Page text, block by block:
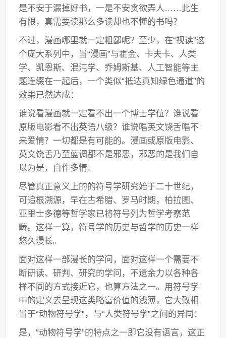
是不安于漏掉好书，一是不安贪欲弄人……此生
有限，真需要读那么多读却也不懂的书吗？
不过，漫画哪里就一定粗鄙呢？至少，在“视读”这
个庞大系列中，当“漫画”与霍金、卡夫卡、人类
学、凯恩斯、混沌学、乔姆斯基、人工智能等主
题连缀在一起后，一个类似“抵达真知绿色通道”的
效果已然达成：
谁说看漫画就一定看不出一个博士学位？谁说看
原版电影看不出英语八级？谁说唱英文饶舌唱不
来爱情？一切都是有可能的。漫画或原版电影、
英文饶舌乃至蓝调都不是邪恶，邪恶的是我们自
以为是，自作多情。
尽管真正意义上的的符号学研究始于二十世纪，
可追根溯源，早在古希腊、罗马时期，柏拉图、
亚里士多德等哲学家已将符号列为哲学考察范
畴。这样一算，符号学的历史与哲学的历史一样
悠久漫长。
面对这样一部漫长的学问，面对这样一个需要不
断研读、研判、研究的学问，不遗余力以各种各
样不同的方式接近它，也算方法之一。用符号学
中的定义去呈现这类略富价值的浅薄，它大致相
当于“动物符号学”，与“人类符号学”之间的异同：
是，“动物符号学”的特点之一即它没有语言，这正